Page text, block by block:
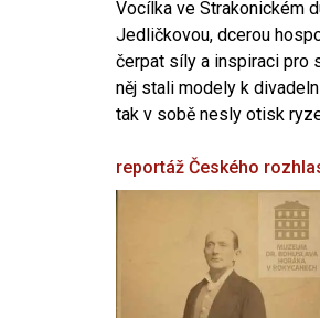
Vocílka ve Strakonickém
Jedličkovou, dcerou
čerpat síly a inspiraci pro
něj stali modely k
tak v sobě nesly otisk
reportáž Českého